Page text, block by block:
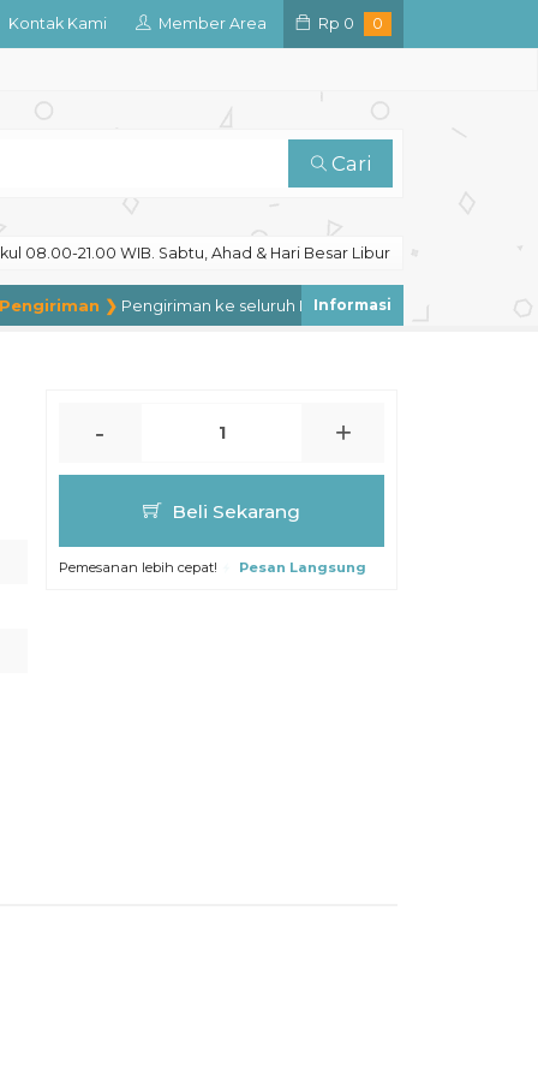
Kontak Kami Member Area Rp 0 0
Cari
08.00-21.00 WIB. Sabtu, Ahad & Hari Besar Libur
❯Pengiriman ke seluruh Indonesia, pengiriman ke luar
- +
Beli Sekarang
Pemesanan lebih cepat! Pesan Langsung